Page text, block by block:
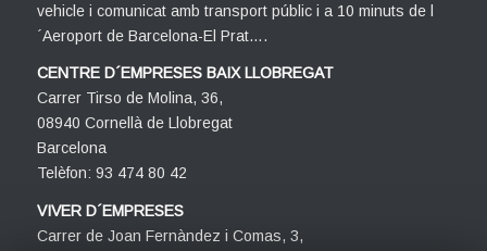
vehicle i comunicat amb transport públic i a 10 minuts de l
´Aeroport de Barcelona-El Prat….
CENTRE D´EMPRESES BAIX LLOBREGAT
Carrer Tirso de Molina, 36,
08940 Cornellà de Llobregat
Barcelona
Telèfon: 93 474 80 42
VIVER D´EMPRESES
Carrer de Joan Fernàndez i Comas, 3,